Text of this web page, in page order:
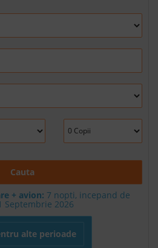
Cauta
+ avion: 7 nopti, incepand de
Septembrie 2026
alte perioade